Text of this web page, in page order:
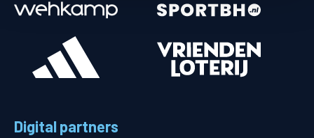
Digital partners